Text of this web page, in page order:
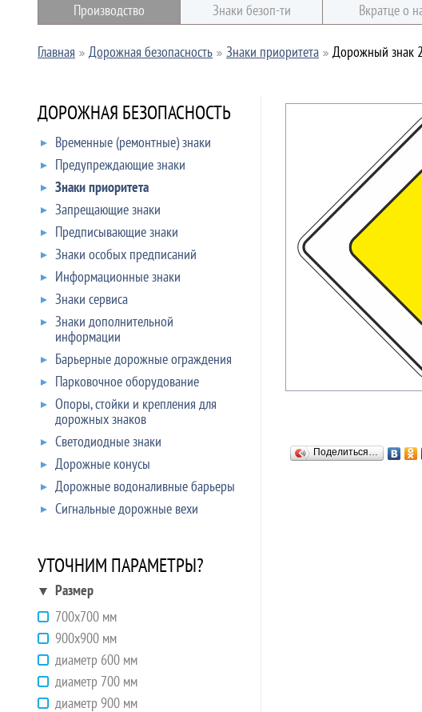
Производство Знаки безоп-ти Вкратце о
Главная Дорожная безопасность Знаки приоритета Дорожный знак
ДОРОЖНАЯ БЕЗОПАСНОСТЬ
Временные (ремонтные) знаки
Предупреждающие знаки
Знаки приоритета
Запрещающие знаки
Предписывающие знаки
Знаки особых предписаний
Информационные знаки
Знаки сервиса
Знаки дополнительной
информации
Барьерные дорожные ограждения
Парковочное оборудование
Опоры, стойки и крепления для
дорожных знаков
Светодиодные знаки
Дорожные конусы
Дорожные водоналивные барьеры
Сигнальные дорожные вехи
УТОЧНИМ ПАРАМЕТРЫ?
Размер
700х700 мм
900х900 мм
диаметр 600 мм
диаметр 700 мм
диаметр 900 мм
Поделиться…